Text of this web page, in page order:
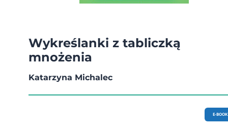
Wykreślanki z tabliczką
mnożenia
Katarzyna Michalec
E-BOOK